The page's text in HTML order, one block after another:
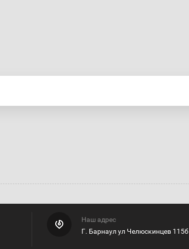
Наш адрес
Г. Барнаул ул Челюскинцев 115б